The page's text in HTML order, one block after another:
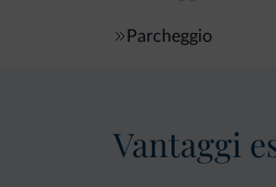
Parcheggio
Vantaggi